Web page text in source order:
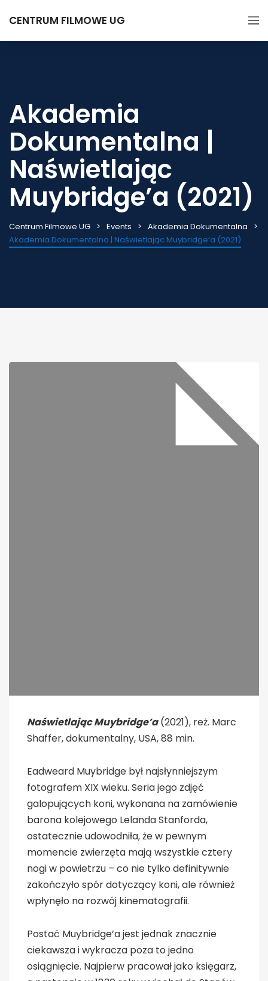
CENTRUM FILMOWE UG
Akademia
Dokumentalna |
Naświetlając
Muybridge’a (2021)
Centrum Filmowe UG Events
Akademia Dokumentalna
Akademia Dokumentalna | Naświetlając Muybridge’a (2021)
Naświetlając Muybridge’a(2021), reż. Marc
Shaffer, dokumentalny, USA, 88 min.
Eadweard Muybridge był najsłynniejszym
fotografem XIX wieku. Seria jego zdjęć
galopujących koni, wykonana na zamówienie
barona kolejowego Lelanda Stanforda,
ostatecznie udowodniła, że w pewnym
momencie zwierzęta mają wszystkie cztery
nogi w powietrzu – co nie tylko definitywnie
zakończyło spór dotyczący koni, ale również
wpłynęło na rozwój kinematografii.
Postać Muybridge’a jest jednak znacznie
ciekawsza i wykracza poza to jedno
osiągnięcie. Najpierw pracował jako księgarz,